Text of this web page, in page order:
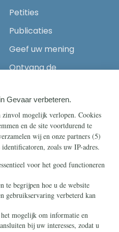
Petities
Publicaties
Geef uw mening
Ontvang de
Info
Contact
Ontvang onze
Telegram-berichten